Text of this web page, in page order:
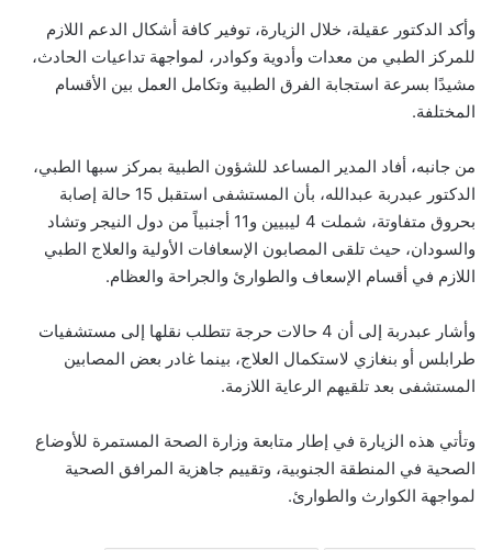
وأكد الدكتور عقيلة، خلال الزيارة، توفير كافة أشكال الدعم اللازم
للمركز الطبي من معدات وأدوية وكوادر، لمواجهة تداعيات الحادث،
مشيدًا بسرعة استجابة الفرق الطبية وتكامل العمل بين الأقسام
المختلفة.
من جانبه، أفاد المدير المساعد للشؤون الطبية بمركز سبها الطبي،
الدكتور عبدربة عبدالله، بأن المستشفى استقبل 15 حالة إصابة
بحروق متفاوتة، شملت 4 ليبيين و11 أجنبياً من دول النيجر وتشاد
والسودان، حيث تلقى المصابون الإسعافات الأولية والعلاج الطبي
اللازم في أقسام الإسعاف والطوارئ والجراحة والعظام.
وأشار عبدربة إلى أن 4 حالات حرجة تتطلب نقلها إلى مستشفيات
طرابلس أو بنغازي لاستكمال العلاج، بينما غادر بعض المصابين
المستشفى بعد تلقيهم الرعاية اللازمة.
وتأتي هذه الزيارة في إطار متابعة وزارة الصحة المستمرة للأوضاع
الصحية في المنطقة الجنوبية، وتقييم جاهزية المرافق الصحية
لمواجهة الكوارث والطوارئ.